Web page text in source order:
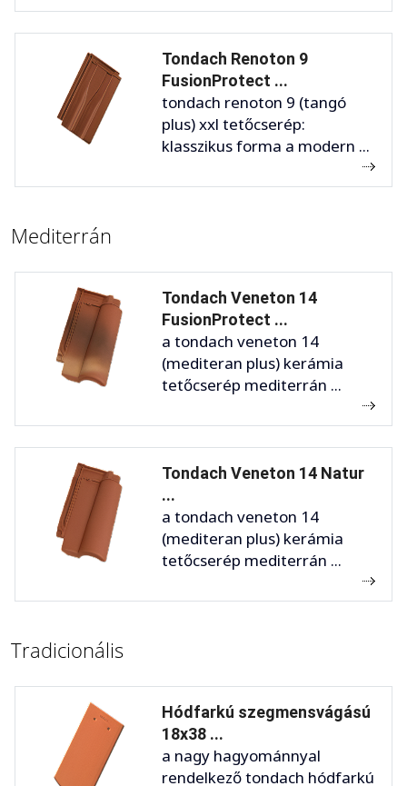
Tondach Renoton 9
FusionProtect ...
tondach renoton 9 (tangó
plus) xxl tetőcserép:
klasszikus forma a modern ...
Mediterrán
Tondach Veneton 14
FusionProtect ...
a tondach veneton 14
(mediteran plus) kerámia
tetőcserép mediterrán ...
Tondach Veneton 14 Natur
...
a tondach veneton 14
(mediteran plus) kerámia
tetőcserép mediterrán ...
Tradicionális
Hódfarkú szegmensvágású
18x38 ...
a nagy hagyománnyal
rendelkező tondach hódfarkú